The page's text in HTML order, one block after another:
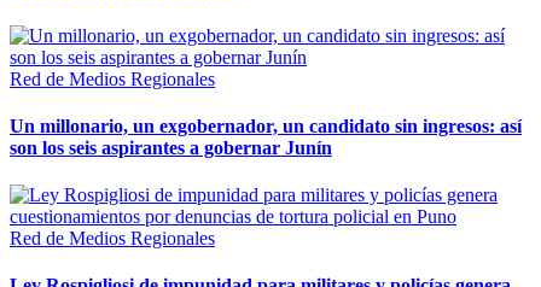
Red de Medios Regionales
Un millonario, un exgobernador, un candidato sin ingresos: así
son los seis aspirantes a gobernar Junín
Red de Medios Regionales